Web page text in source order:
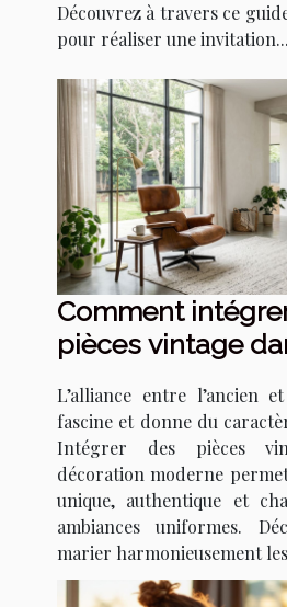
Découvrez à travers ce
pour réaliser une invitation...
Comment
pièces vintage
L’alliance entre l’ancien
fascine et donne du
Intégrer des pièces
décoration moderne
unique, authentique et
ambiances uniformes.
marier harmonieusement